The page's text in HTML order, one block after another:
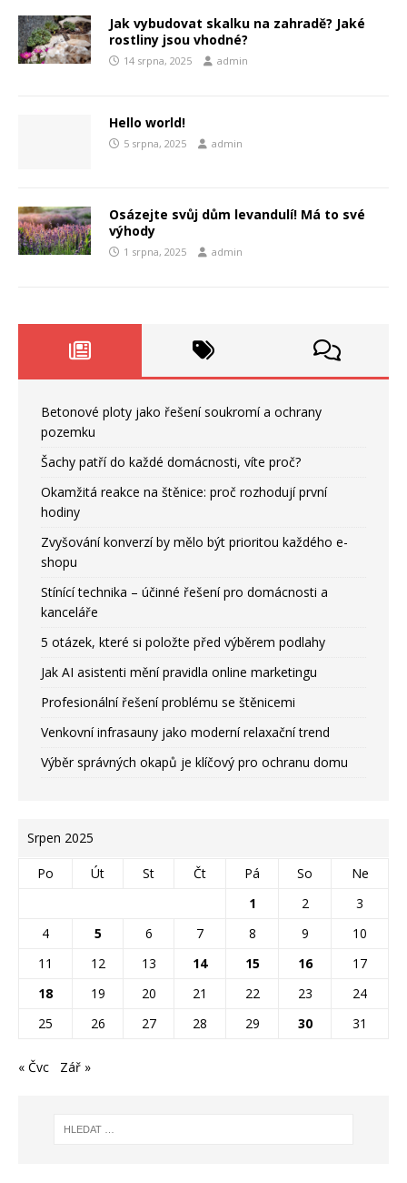
Jak vybudovat skalku na zahradě? Jaké
rostliny jsou vhodné?
14 srpna, 2025 admin
Hello world!
5 srpna, 2025 admin
Osázejte svůj dům levandulí! Má to své
výhody
1 srpna, 2025 admin
Betonové ploty jako řešení soukromí a ochrany
pozemku
Šachy patří do každé domácnosti, víte proč?
Okamžitá reakce na štěnice: proč rozhodují první
hodiny
Zvyšování konverzí by mělo být prioritou každého e-
shopu
Stínící technika – účinné řešení pro domácnosti a
kanceláře
5 otázek, které si položte před výběrem podlahy
Jak AI asistenti mění pravidla online marketingu
Profesionální řešení problému se štěnicemi
Venkovní infrasauny jako moderní relaxační trend
Výběr správných okapů je klíčový pro ochranu domu
Srpen 2025
Po Út St Čt Pá So
Ne
1
2
3
4
5 6 7 8 9
10
11
12 13 14 15 16
17
18
19 20 21 22 23
24
25
26 27 28 29 30 31
« Čvc Zář »